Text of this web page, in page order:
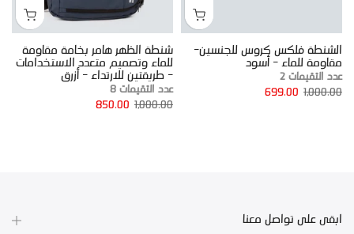
الشنطة فلكس كروس للجنسين-
مقاومة للماء - أسود
عدد التقيمات 2
1,000.00
699.00
شنطة الظهر هامر بخامة مقاومة
للماء وتصميم متعدد الاستخدامات
- طريقتين للارتداء - أزرق
عدد التقيمات 8
1,000.00
850.00
ابقى على تواصل معنا